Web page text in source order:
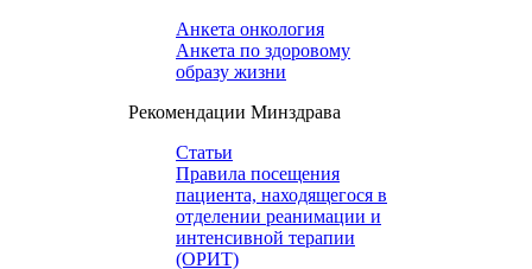
Анкета онкология
Анкета по здоровому
образу жизни
Рекомендации Минздрава
Статьи
Правила посещения
пациента, находящегося в
отделении реанимации и
интенсивной терапии
(ОРИТ)